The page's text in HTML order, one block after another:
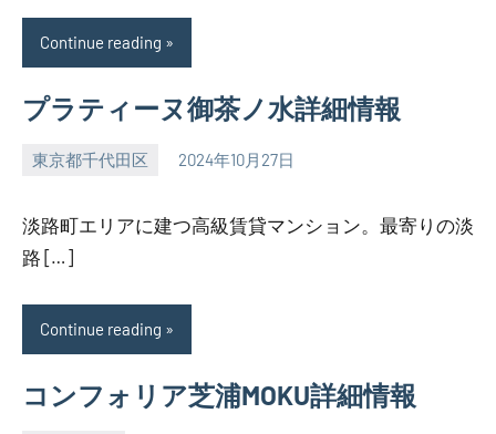
Continue reading
プラティーヌ御茶ノ水詳細情報
東京都千代田区 2024年10月27日
SEZIMO
淡路町エリアに建つ高級賃貸マンション。最寄りの淡
路 […]
Continue reading
コンフォリア芝浦MOKU詳細情報